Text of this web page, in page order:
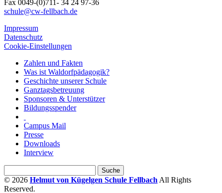
Fax 0049-(0)711- 34 24 97-36
schule@cw-fellbach.de
Impressum
Datenschutz
Cookie-Einstellungen
Zahlen und Fakten
Was ist Waldorfpädagogik?
Geschichte unserer Schule
Ganztagsbetreuung
Sponsoren & Unterstützer
Bildungsspender
Campus Mail
Presse
Downloads
Interview
© 2026 Helmut von Kügelgen Schule Fellbach All Rights
Reserved.